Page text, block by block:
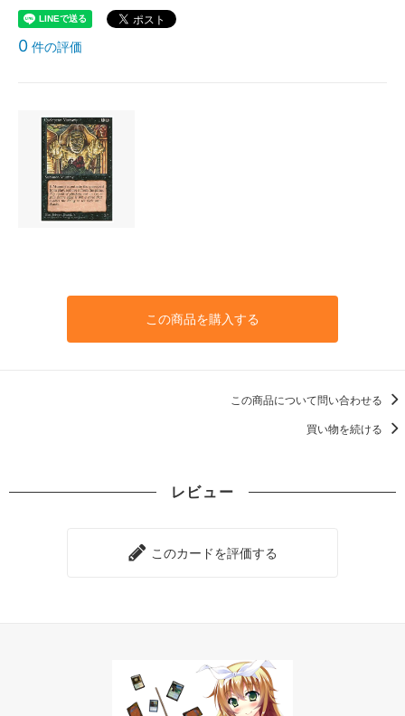
0 件の評価
この商品を購入する
この商品について問い合わせる
買い物を続ける
レビュー
このカードを評価する